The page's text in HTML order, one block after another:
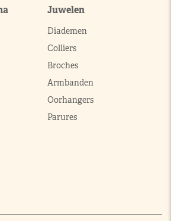
Juwelen
Diademen
Colliers
Broches
Armbanden
Oorhangers
Parures